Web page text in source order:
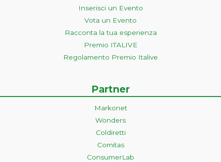
Inserisci un Evento
Vota un Evento
Racconta la tua esperienza
Premio ITALIVE
Regolamento Premio Italive
Partner
Markonet
Wonders
Coldiretti
Comitas
ConsumerLab